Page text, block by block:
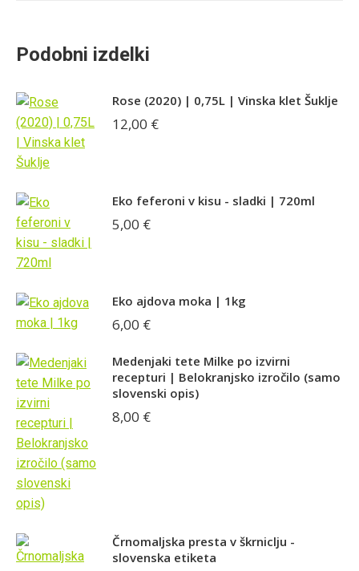
Podobni izdelki
Rose (2020) | 0,75L | Vinska klet Šuklje
12,00 €
Eko feferoni v kisu - sladki | 720ml
5,00 €
Eko ajdova moka | 1kg
6,00 €
Medenjaki tete Milke po izvirni
recepturi | Belokranjsko izročilo (samo
slovenski opis)
8,00 €
Črnomaljska presta v škrniclju -
slovenska etiketa